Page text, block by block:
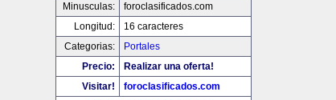
Minusculas:
foroclasificados.com
Longitud:
16 caracteres
Categorias:
Portales
Precio:
Realizar una oferta!
Visitar!
foroclasificados.com